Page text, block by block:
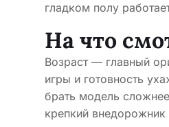
гладком полу
На что
Возраст — главный
игры и готовность
брать модель
крепкий